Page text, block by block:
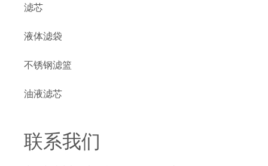
滤芯
液体滤袋
不锈钢滤篮
油液滤芯
联系我们